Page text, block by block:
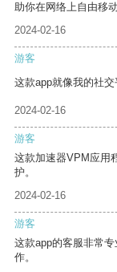
助你在网络上自由移动
2024-02-16
游客
这款app就像我的社
2024-02-16
游客
这款加速器VPM应用
护。
2024-02-16
游客
这款app的客服非常
作。